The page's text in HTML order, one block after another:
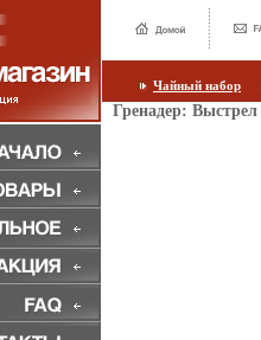
Чайный набор
Гренадер: